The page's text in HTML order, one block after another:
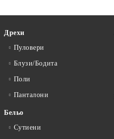
Дрехи
Пуловери
Блузи/Бодита
Поли
Панталони
Бельо
Сутиени